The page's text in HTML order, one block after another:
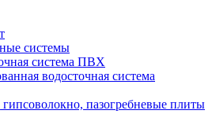
системы
система ПВХ
водосточная система
гипсоволокно, пазогребневые плиты